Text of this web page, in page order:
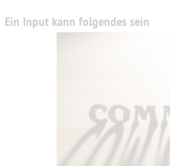
Ein Input kann folgendes sein